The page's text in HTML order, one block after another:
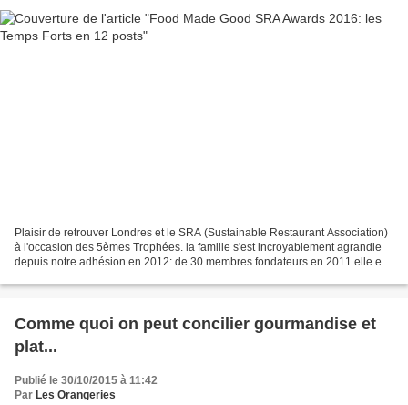
Plaisir de retrouver Londres et le SRA (Sustainable Restaurant Association)
à l'occasion des 5èmes Trophées. la famille s'est incroyablement agrandie
depuis notre adhésion en 2012: de 30 membres fondateurs en 2011 elle est
Comme quoi on peut concilier gourmandise et
plat...
Publié le 30/10/2015 à 11:42
Par Les Orangeries